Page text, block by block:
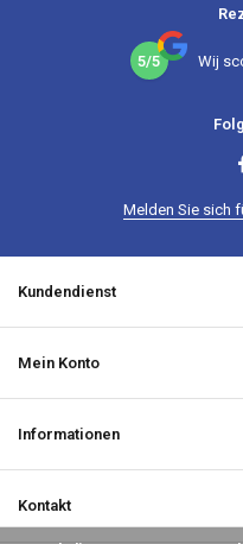
5/5 Wij
Melden Sie sich
Kundendienst
Mein Konto
Informationen
Kontakt